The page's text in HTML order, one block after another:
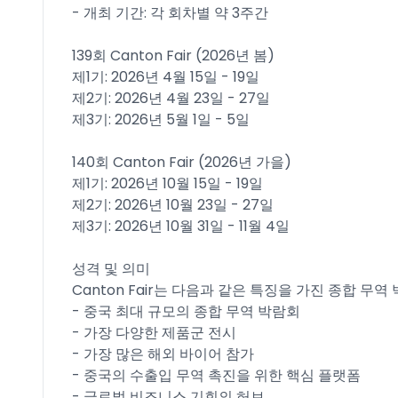
- 개최 기간: 각 회차별 약 3주간
139회 Canton Fair (2026년 봄)
제1기: 2026년 4월 15일 - 19일
제2기: 2026년 4월 23일 - 27일
제3기: 2026년 5월 1일 - 5일
140회 Canton Fair (2026년 가을)
제1기: 2026년 10월 15일 - 19일
제2기: 2026년 10월 23일 - 27일
제3기: 2026년 10월 31일 - 11월 4일
성격 및 의미
Canton Fair는 다음과 같은 특징을 가진 종합 무역
- 중국 최대 규모의 종합 무역 박람회
- 가장 다양한 제품군 전시
- 가장 많은 해외 바이어 참가
- 중국의 수출입 무역 촉진을 위한 핵심 플랫폼